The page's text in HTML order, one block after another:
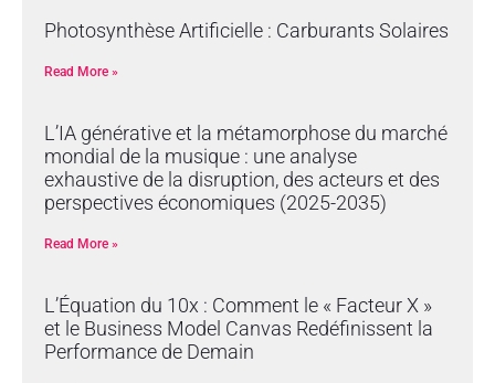
Photosynthèse Artificielle : Carburants Solaires
Read More »
L’IA générative et la métamorphose du marché
mondial de la musique : une analyse
exhaustive de la disruption, des acteurs et des
perspectives économiques (2025-2035)
Read More »
L’Équation du 10x : Comment le « Facteur X »
et le Business Model Canvas Redéfinissent la
Performance de Demain